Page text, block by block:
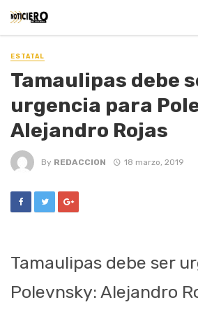
ESTATAL
Tamaulipas debe
urgencia para
Alejandro Rojas
By REDACCION 18 marzo, 2019
Tamaulipas debe ser
Polevnsky: Alejandro